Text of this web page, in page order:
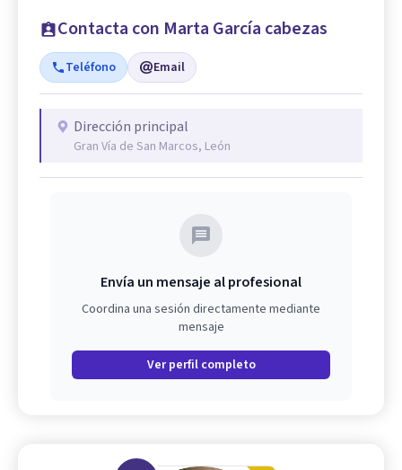
Contacta con Marta García cabezas
Teléfono Email
Dirección principal
Gran Vía de San Marcos, León
Envía un mensaje al profesional
Coordina una sesión directamente mediante
mensaje
Ver perfil completo